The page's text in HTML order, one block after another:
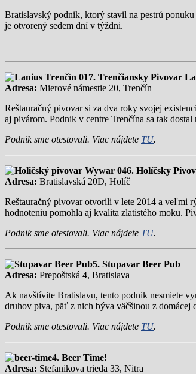
Bratislavský podnik, ktorý stavil na pestrú
je otvorený sedem dní v týždni.
7. Trenčiansky Pivovar
Adresa: Mierové námestie 20, Trenčín
Reštauračný pivovar si za dva roky svojej
aj pivárom. Podnik v centre Trenčína sa tak
Podnik sme otestovali. Viac nájdete TU.
6. Holíčsky
Adresa: Bratislavská 20D, Holíč
Reštauračný pivovar otvorili v lete 2014 a veľmi
hodnoteniu pomohla aj kvalita zlatistého moku.
Podnik sme otestovali. Viac nájdete TU.
5. Stupavar Beer Pub
Adresa: Prepoštská 4, Bratislava
Ak navštívite Bratislavu, tento podnik nesmiete
druhov piva, päť z nich býva väčšinou z domácej
Podnik sme otestovali. Viac nájdete TU.
4. Beer Time!
Adresa: Stefanikova trieda 33, Nitra